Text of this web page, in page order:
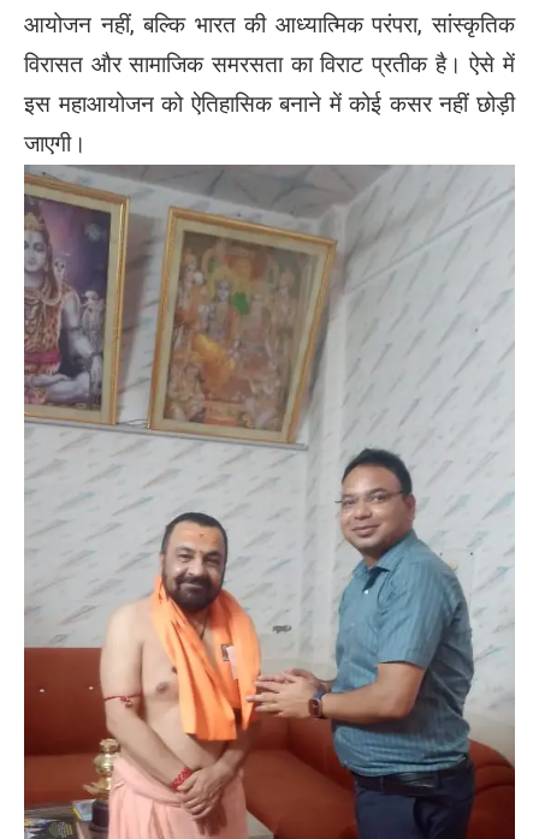
आयोजन नहीं, बल्कि भारत की आध्यात्मिक परंपरा, सांस्कृतिक
विरासत और सामाजिक समरसता का विराट प्रतीक है। ऐसे में
इस महाआयोजन को ऐतिहासिक बनाने में कोई कसर नहीं छोड़ी
जाएगी।